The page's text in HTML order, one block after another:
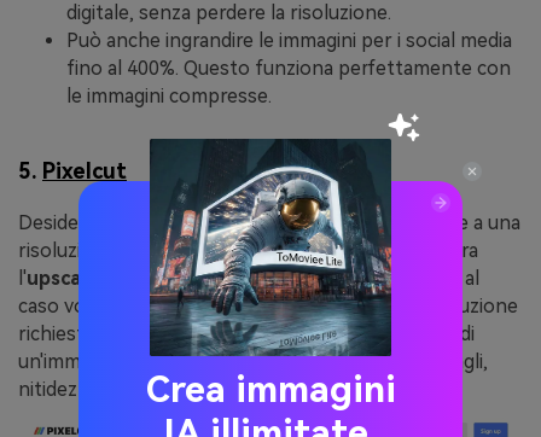
digitale, senza perdere la risoluzione.
Può anche ingrandire le immagini per i social media
fino al 400%. Questo funziona perfettamente con
le immagini compresse.
5. Pixelcut
Desiderate scalare un'immagine a bassa risoluzione a una
risoluzione superiore senza perdita di qualità? Allora
l'upscaler gratuito di immagini online Pixelcut fa al
caso vostro. È inoltre possibile selezionare la risoluzione
richiesta per l'upscaling dell'immagine. L'upscaling di
un'immagine non comporta alcuna perdita di dettagli,
nitidezza o pixel.Crea immagini